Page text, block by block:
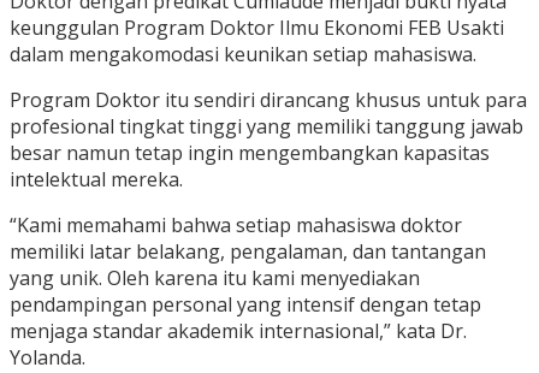
keunggulan Program Doktor Ilmu Ekonomi FEB Usakti
dalam mengakomodasi keunikan setiap mahasiswa.
Program Doktor itu sendiri dirancang khusus untuk para
profesional tingkat tinggi yang memiliki tanggung jawab
besar namun tetap ingin mengembangkan kapasitas
intelektual mereka.
“Kami memahami bahwa setiap mahasiswa doktor
memiliki latar belakang, pengalaman, dan tantangan
yang unik. Oleh karena itu kami menyediakan
pendampingan personal yang intensif dengan tetap
menjaga standar akademik internasional,” kata Dr.
Yolanda.